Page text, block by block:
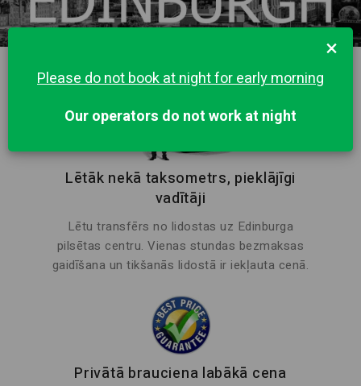
Lētāk nekā taksometrs, pieklājīgi
vadītāji
Lētu transfērs no lidostas uz Edinburga
pilsētas centru. Vienas stundas bezmaksas
gaidīšana un tikšanās lidostā ir iekļauta cenā.
Privātā brauciena labākā cena
×
Please do not book at night for early morning
Our operators do not work at night